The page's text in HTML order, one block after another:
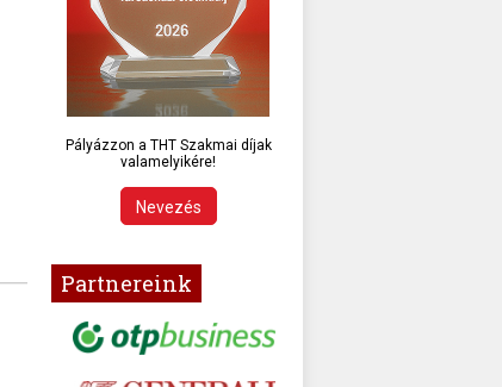
Pályázzon a THT Szakmai díjak
valamelyikére!
Nevezés
Partnereink